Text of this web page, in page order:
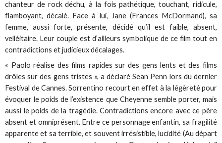
chanteur de rock déchu, à la fois pathétique, touchant, ridicule,
flamboyant, décalé. Face à lui, Jane (Frances McDormand), sa
femme, aussi forte, présente, décidé qu’il est faible, absent,
velléitaire. Leur couple est d’ailleurs symbolique de ce film tout en
contradictions et judicieux décalages.
« Paolo réalise des films rapides sur des gens lents et des films
drôles sur des gens tristes », a déclaré Sean Penn lors du dernier
Festival de Cannes. Sorrentino recourt en effet à la légèreté pour
évoquer le poids de l’existence que Cheyenne semble porter, mais
aussi le poids de la tragédie. Contradictions encore avec ce père
absent et omniprésent. Entre ce personnage enfantin, sa fragilité
apparente et sa terrible, et souvent irrésistible, lucidité (Au départ